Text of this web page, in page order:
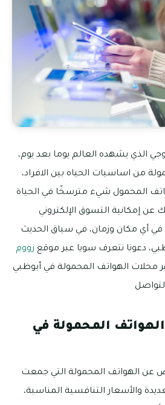
الذي يشهده العالم يوما بعد يوم،
من اساسيات الحياه بين الافراد،
المحمول شيء مترسخًا في الحياة
عن إمكانية التسوق الإلكتروني
أي مكان وزمان، في سياق الحديث
دعونا نتعرف سويا عبر موقع زووم
محلات الهواتف المحمولة في أبوظبي
المحمولة في
عن الهواتف المحمولة التي جمعت
والأسعار التنافسية المناسبة،